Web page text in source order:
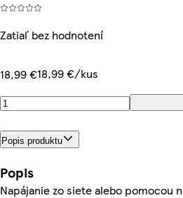
Zatiaľ bez hodnotení
18,99 €18,99 €/kus
Popis produktu
Popis
Napájanie zo siete alebo pomocou